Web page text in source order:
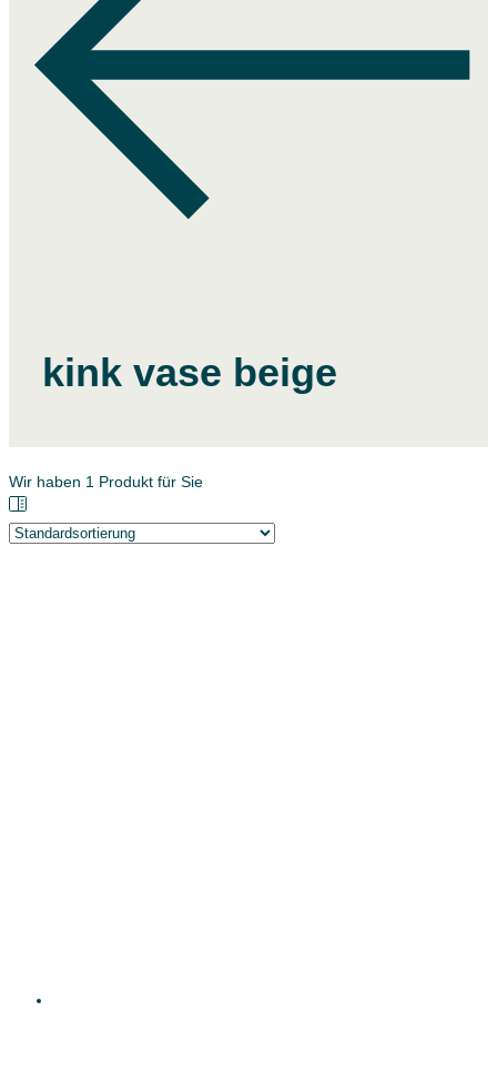
kink vase beige
Wir haben 1 Produkt für Sie